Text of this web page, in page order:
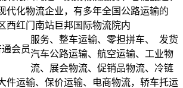
代化物流企业，有多年全国公路运输的
西红门南站巨邦国际物流院内
会员
发货
服务、整车运输、零担拼车、
汽车公路运输、航空运输、工业物
流、展会物流、促销品物流、冷链
件运输、保价运输、电商物流，轿车托运